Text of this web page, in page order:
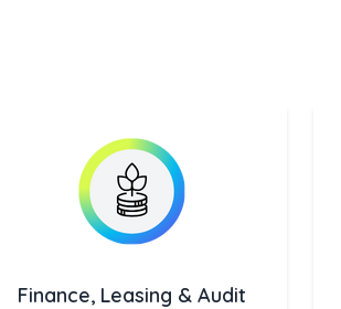
Finance, Leasing & Audit